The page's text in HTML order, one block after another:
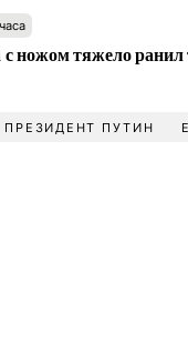
ножом тяжело ранил
ПРЕЗИДЕНТ ПУТИН